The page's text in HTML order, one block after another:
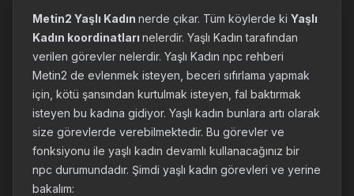
Metin2 Yaşlı Kadın nerde çıkar. Tüm köylerde ki Yaşlı
Kadın koordinatları nelerdir. Yaşlı Kadın tarafından
verilen görevler nelerdir. Yaşlı Kadın npc rehberi
Metin2 de evlenmek isteyen, beceri sıfırlama yapmak
için, kötü şansından kurtulmak isteyen, fal baktırmak
isteyen bu kadına gidiyor. Yaşlı kadın bunlara artı olarak
size görevlerde verebilmektedir. Bu görevler ve
fonksiyonu ile yaşlı kadın devamlı kullanacağınız bir
npc durumundadır. Şimdi yaşlı kadın görevleri ve yerine
bakalım: